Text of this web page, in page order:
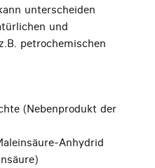
unterscheiden
und
petrochemischen
(Nebenprodukt der
Anhydrid